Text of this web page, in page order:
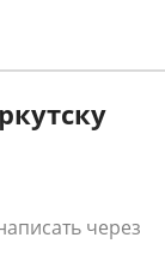
через